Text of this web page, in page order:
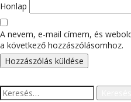
Honlap
A nevem, e-mail címem, és
a következő hozzászólásomhoz.
Keresés: